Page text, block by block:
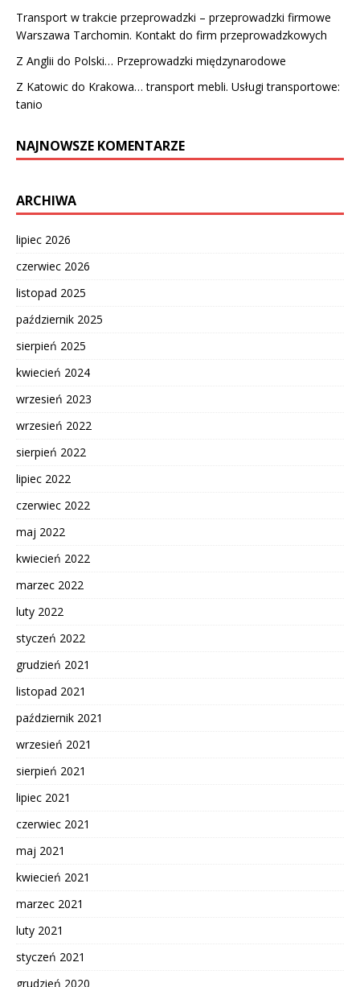
Transport w trakcie przeprowadzki – przeprowadzki firmowe
Warszawa Tarchomin. Kontakt do firm przeprowadzkowych
Z Anglii do Polski… Przeprowadzki międzynarodowe
Z Katowic do Krakowa… transport mebli. Usługi transportowe:
tanio
NAJNOWSZE KOMENTARZE
ARCHIWA
lipiec 2026
czerwiec 2026
listopad 2025
październik 2025
sierpień 2025
kwiecień 2024
wrzesień 2023
wrzesień 2022
sierpień 2022
lipiec 2022
czerwiec 2022
maj 2022
kwiecień 2022
marzec 2022
luty 2022
styczeń 2022
grudzień 2021
listopad 2021
październik 2021
wrzesień 2021
sierpień 2021
lipiec 2021
czerwiec 2021
maj 2021
kwiecień 2021
marzec 2021
luty 2021
styczeń 2021
grudzień 2020